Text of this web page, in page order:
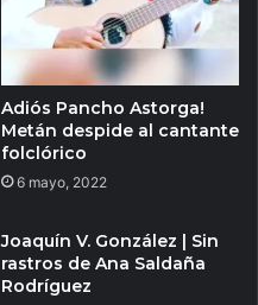
Adiós Pancho Astorga!
Metán despide al cantante
folclórico
6 mayo, 2022
Joaquín V. González | Sin
rastros de Ana Saldaña
Rodríguez